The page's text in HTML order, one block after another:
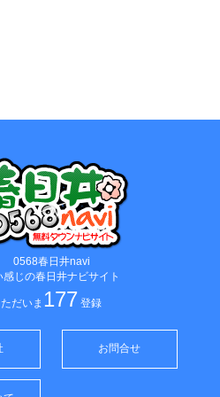
0568春日井navi
感じの春日井ナビサイト
ただいま 177 登録
お問合せ